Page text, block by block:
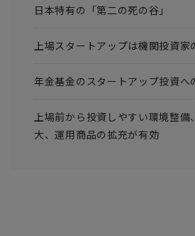
日本特有の「第二の死の谷」
上場スタートアップは機関投資家
年金基金のスタートアップ投資へ
上場前から投資しやすい環境整備
大、運用商品の拡充が有効